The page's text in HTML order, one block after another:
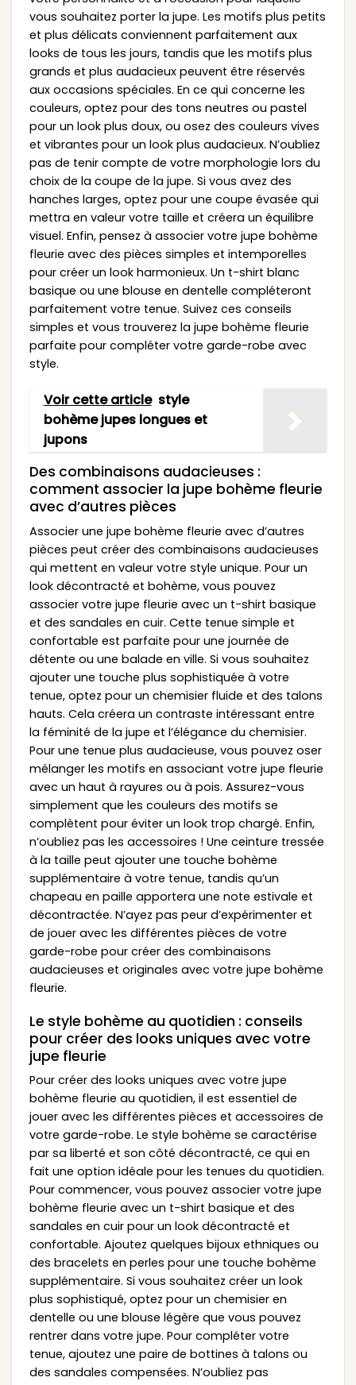
vous souhaitez porter la jupe. Les motifs plus petits
et plus délicats conviennent parfaitement aux
looks de tous les jours, tandis que les motifs plus
grands et plus audacieux peuvent être réservés
aux occasions spéciales. En ce qui concerne les
couleurs, optez pour des tons neutres ou pastel
pour un look plus doux, ou osez des couleurs vives
et vibrantes pour un look plus audacieux. N’oubliez
pas de tenir compte de votre morphologie lors du
choix de la coupe de la jupe. Si vous avez des
hanches larges, optez pour une coupe évasée qui
mettra en valeur votre taille et créera un équilibre
visuel. Enfin, pensez à associer votre jupe bohème
fleurie avec des pièces simples et intemporelles
pour créer un look harmonieux. Un t-shirt blanc
basique ou une blouse en dentelle compléteront
parfaitement votre tenue. Suivez ces conseils
simples et vous trouverez la jupe bohème fleurie
parfaite pour compléter votre garde-robe avec
style.
Voir cette article style
bohème jupes longues et
jupons
Des combinaisons audacieuses :
comment associer la jupe bohème fleurie
avec d’autres pièces
Associer une jupe bohème fleurie avec d’autres
pièces peut créer des combinaisons audacieuses
qui mettent en valeur votre style unique. Pour un
look décontracté et bohème, vous pouvez
associer votre jupe fleurie avec un t-shirt basique
et des sandales en cuir. Cette tenue simple et
confortable est parfaite pour une journée de
détente ou une balade en ville. Si vous souhaitez
ajouter une touche plus sophistiquée à votre
tenue, optez pour un chemisier fluide et des talons
hauts. Cela créera un contraste intéressant entre
la féminité de la jupe et l’élégance du chemisier.
Pour une tenue plus audacieuse, vous pouvez oser
mélanger les motifs en associant votre jupe fleurie
avec un haut à rayures ou à pois. Assurez-vous
simplement que les couleurs des motifs se
complètent pour éviter un look trop chargé. Enfin,
n’oubliez pas les accessoires ! Une ceinture tressée
à la taille peut ajouter une touche bohème
supplémentaire à votre tenue, tandis qu’un
chapeau en paille apportera une note estivale et
décontractée. N’ayez pas peur d’expérimenter et
de jouer avec les différentes pièces de votre
garde-robe pour créer des combinaisons
audacieuses et originales avec votre jupe bohème
fleurie.
Le style bohème au quotidien : conseils
pour créer des looks uniques avec votre
jupe fleurie
Pour créer des looks uniques avec votre jupe
bohème fleurie au quotidien, il est essentiel de
jouer avec les différentes pièces et accessoires de
votre garde-robe. Le style bohème se caractérise
par sa liberté et son côté décontracté, ce qui en
fait une option idéale pour les tenues du quotidien.
Pour commencer, vous pouvez associer votre jupe
bohème fleurie avec un t-shirt basique et des
sandales en cuir pour un look décontracté et
confortable. Ajoutez quelques bijoux ethniques ou
des bracelets en perles pour une touche bohème
supplémentaire. Si vous souhaitez créer un look
plus sophistiqué, optez pour un chemisier en
dentelle ou une blouse légère que vous pouvez
rentrer dans votre jupe. Pour compléter votre
tenue, ajoutez une paire de bottines à talons ou
des sandales compensées. N’oubliez pas